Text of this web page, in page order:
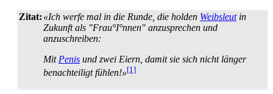
Zitat: «Ich werfe mal in die Runde, die holden Weibsleutin
Zukunft als "Frau°I°nnen" anzusprechen und
anzuschreiben:
Mit Penis und zwei Eiern, damit sie sich nicht länger
benachteiligt fühlen!»[1]